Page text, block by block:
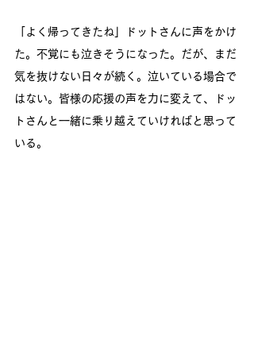
「よく帰ってきたね」ドットさんに声をかけ
た。不覚にも泣きそうになった。だが、まだ
気を抜けない日々が続く。泣いている場合で
はない。皆様の応援の声を力に変えて、ドッ
トさんと一緒に乗り越えていければと思って
いる。